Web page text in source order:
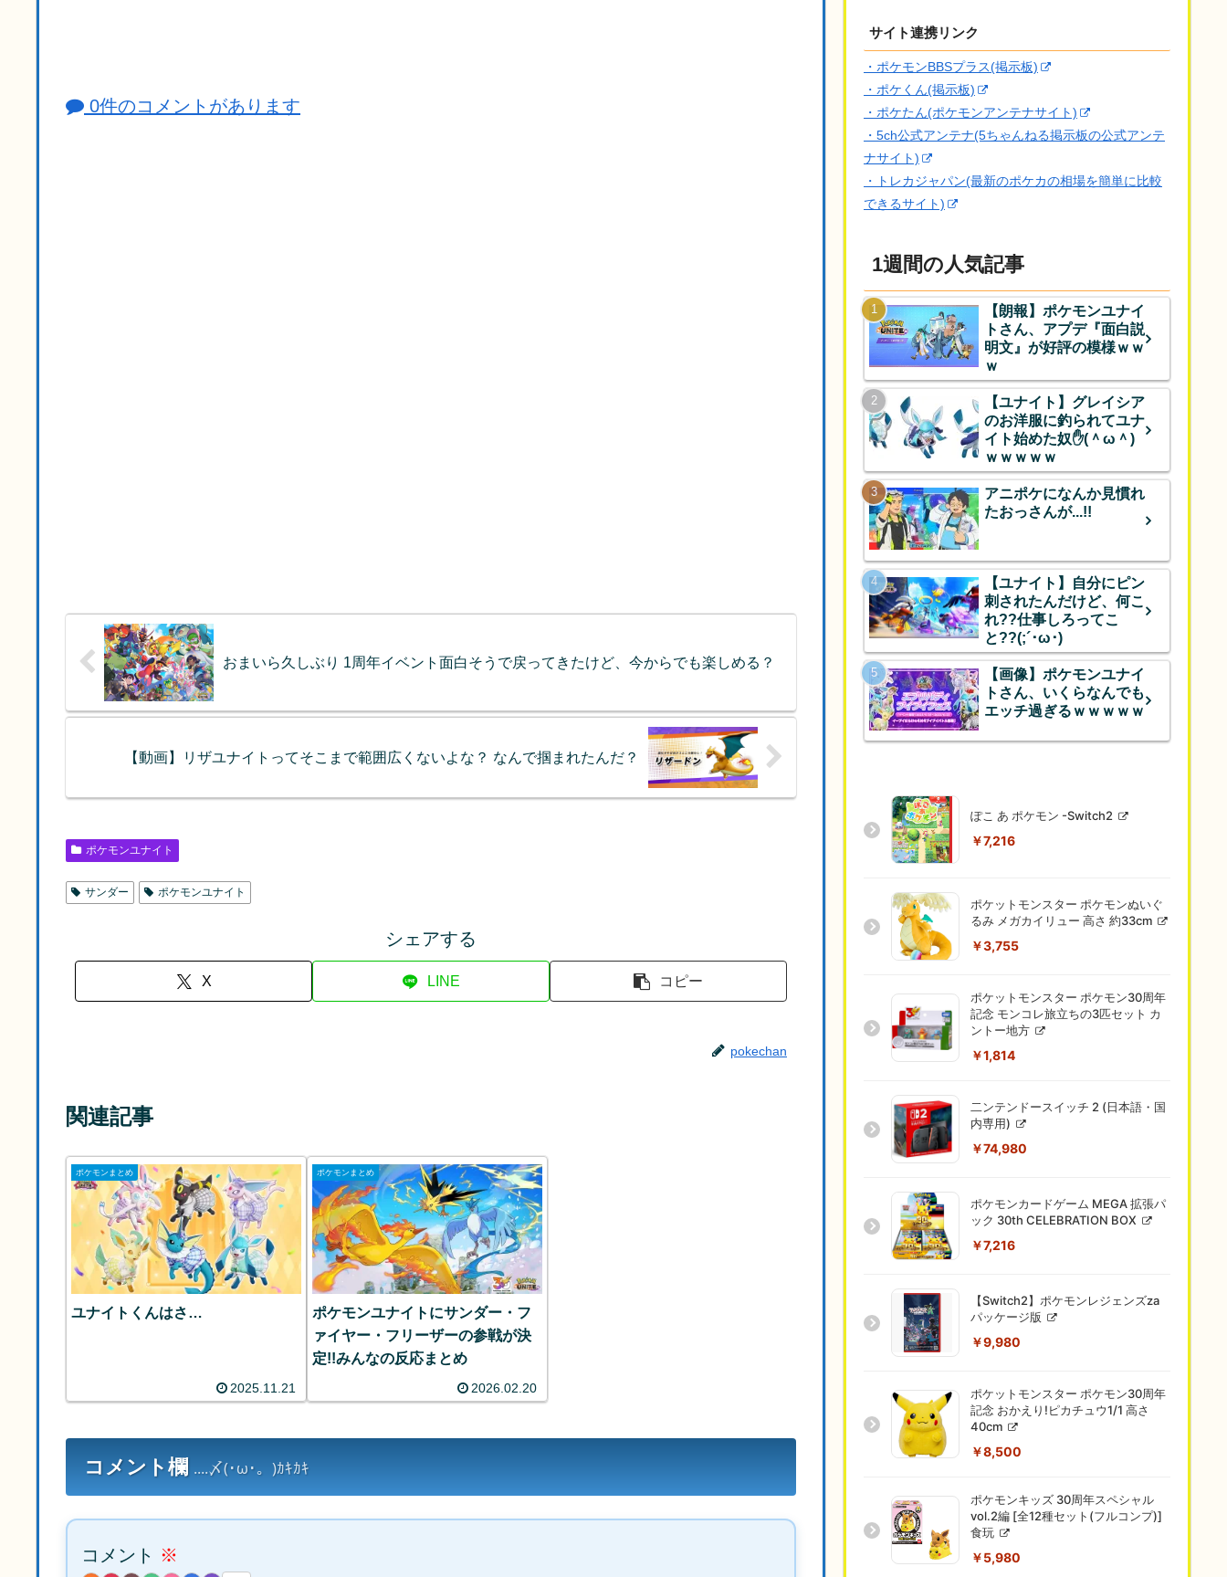
0件のコメントがあります
おまいら久しぶり 1周年イベント面白そうで戻ってきたけど、今からでも楽しめる？
【動画】リザユナイトってそこまで範囲広くないよな？ なんで掴まれたんだ？
ポケモンユナイト
サンダー ポケモンユナイト
シェアする
X LINE コピー
pokechan
関連記事
ポケモンまとめ
ユナイトくんはさ…
2025.11.21
ポケモンまとめ
ポケモンユナイトにサンダー・フ
ァイヤー・フリーザーの参戦が決
定!!みんなの反応まとめ
2026.02.20
コメント欄 ....〆(･ω･。)ｶｷｶｷ
コメント ※
サイト連携リンク
・ポケモンBBSプラス(掲示板)
・ポケくん(掲示板)
・ポケたん(ポケモンアンテナサイト)
・5ch公式アンテナ(5ちゃんねる掲示板の公式アンテ
ナサイト)
・トレカジャパン(最新のポケカの相場を簡単に比較
できるサイト)
1週間の人気記事
【朗報】ポケモンユナイ
トさん、アプデ『面白説
明文』が好評の模様ｗｗ
ｗ
【ユナイト】グレイシア
のお洋服に釣られてユナ
イト始めた奴✋(＾ω＾)
ｗｗｗｗｗ
アニポケになんか見慣れ
たおっさんが...!!
【ユナイト】自分にピン
刺されたんだけど、何こ
れ??仕事しろってこ
と??(;´･ω･)
【画像】ポケモンユナイ
トさん、いくらなんでも
エッチ過ぎるｗｗｗｗｗ
ぽこ あ ポケモン -Switch2
￥7,216
ポケットモンスター ポケモンぬいぐ
るみ メガカイリュー 高さ 約33cm
￥3,755
ポケットモンスター ポケモン30周年
記念 モンコレ旅立ちの3匹セット カ
ントー地方
￥1,814
二ンテンドースイッチ 2 (日本語・国
内専用)
￥74,980
ポケモンカードゲーム MEGA 拡張パ
ック 30th CELEBRATION BOX
￥7,216
【Switch2】ポケモンレジェンズza
パッケージ版
￥9,980
ポケットモンスター ポケモン30周年
記念 おかえり!ピカチュウ1/1 高さ
40cm
￥8,500
ポケモンキッズ 30周年スペシャル
vol.2編 [全12種セット(フルコンプ)]
食玩
￥5,980